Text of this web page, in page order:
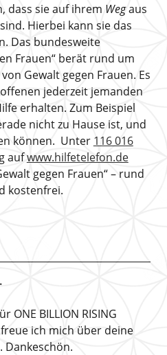
dass sie auf ihrem Wegaus
Hierbei kann sie das
Das bundesweite
Frauen“ berät rund um
Gewalt gegen Frauen. Es
jederzeit jemanden
erhalten. Zum Beispiel
nicht zu Hause ist, und
können. Unter 116 016
aufwww.hilfetelefon.de
gegen Frauen“ – rund
kostenfrei.
ONE BILLION RISING
ich mich über deine
Dankeschön.